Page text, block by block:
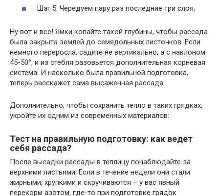
Шаг 5. Чередуем пару раз последние три слоя.
Ну вот и все! Ямки копайте такой глубины, чтобы рассада
была закрыта землей до семядольных листочков. Если
немного переросла, садите не вертикально, а с наклоном
45-50°, и из стебля разовьется дополнительная корневая
система. И насколько была правильной подготовка,
теперь расскажет сама высаженная рассада.
Дополнительно, чтобы сохранить тепло в таких грядках,
укройте их одним из современных материалов:
Тест на правильную подготовку: как ведет
себя рассада?
После высадки рассады в теплицу понаблюдайте за
верхними листьями. Если в течение недели они стали
жирными, хрупкими и скручиваются – у вас явный
перекорм азотом, где-то при подготовке грядок